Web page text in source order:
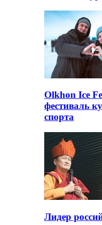
Olkhon Ice
фестиваль
спорта
Лидер